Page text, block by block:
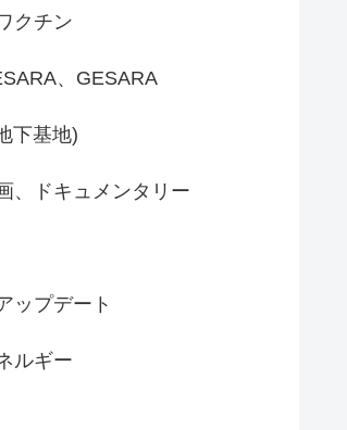
クチン
、GESARA
下基地)
、ドキュメンタリー
ップデート
ルギー